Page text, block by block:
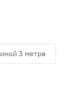
3 метра